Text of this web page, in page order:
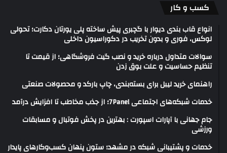
کسب و کار
انواع قاب بندی دیوار با گچبری پیش ساخته پلی یورتان دکارت؛ تحولی
لوکس، فوری و بدون تخریب در دکوراسیون داخلی
سوالات متداول درباره خرید و نصب گیت فروشگاهی؛ از قیمت تا
تنظیم حساسیت و علت بوق زدن
راهنمای خرید لیبل برای بسته‌بندی، چاپ بارکد و محصولات صنعتی
خدمات شبکه‌های اجتماعی 7Panel؛ از جذب مخاطب تا افزایش درآمد
جام جهانی با آپارات اسپورت : بهترین در پخش فوتبال و مسابقات
ورزشی
خدمات و پشتیبانی شبکه در مشهد؛ ستون پنهان کسب‌وکارهای پایدار